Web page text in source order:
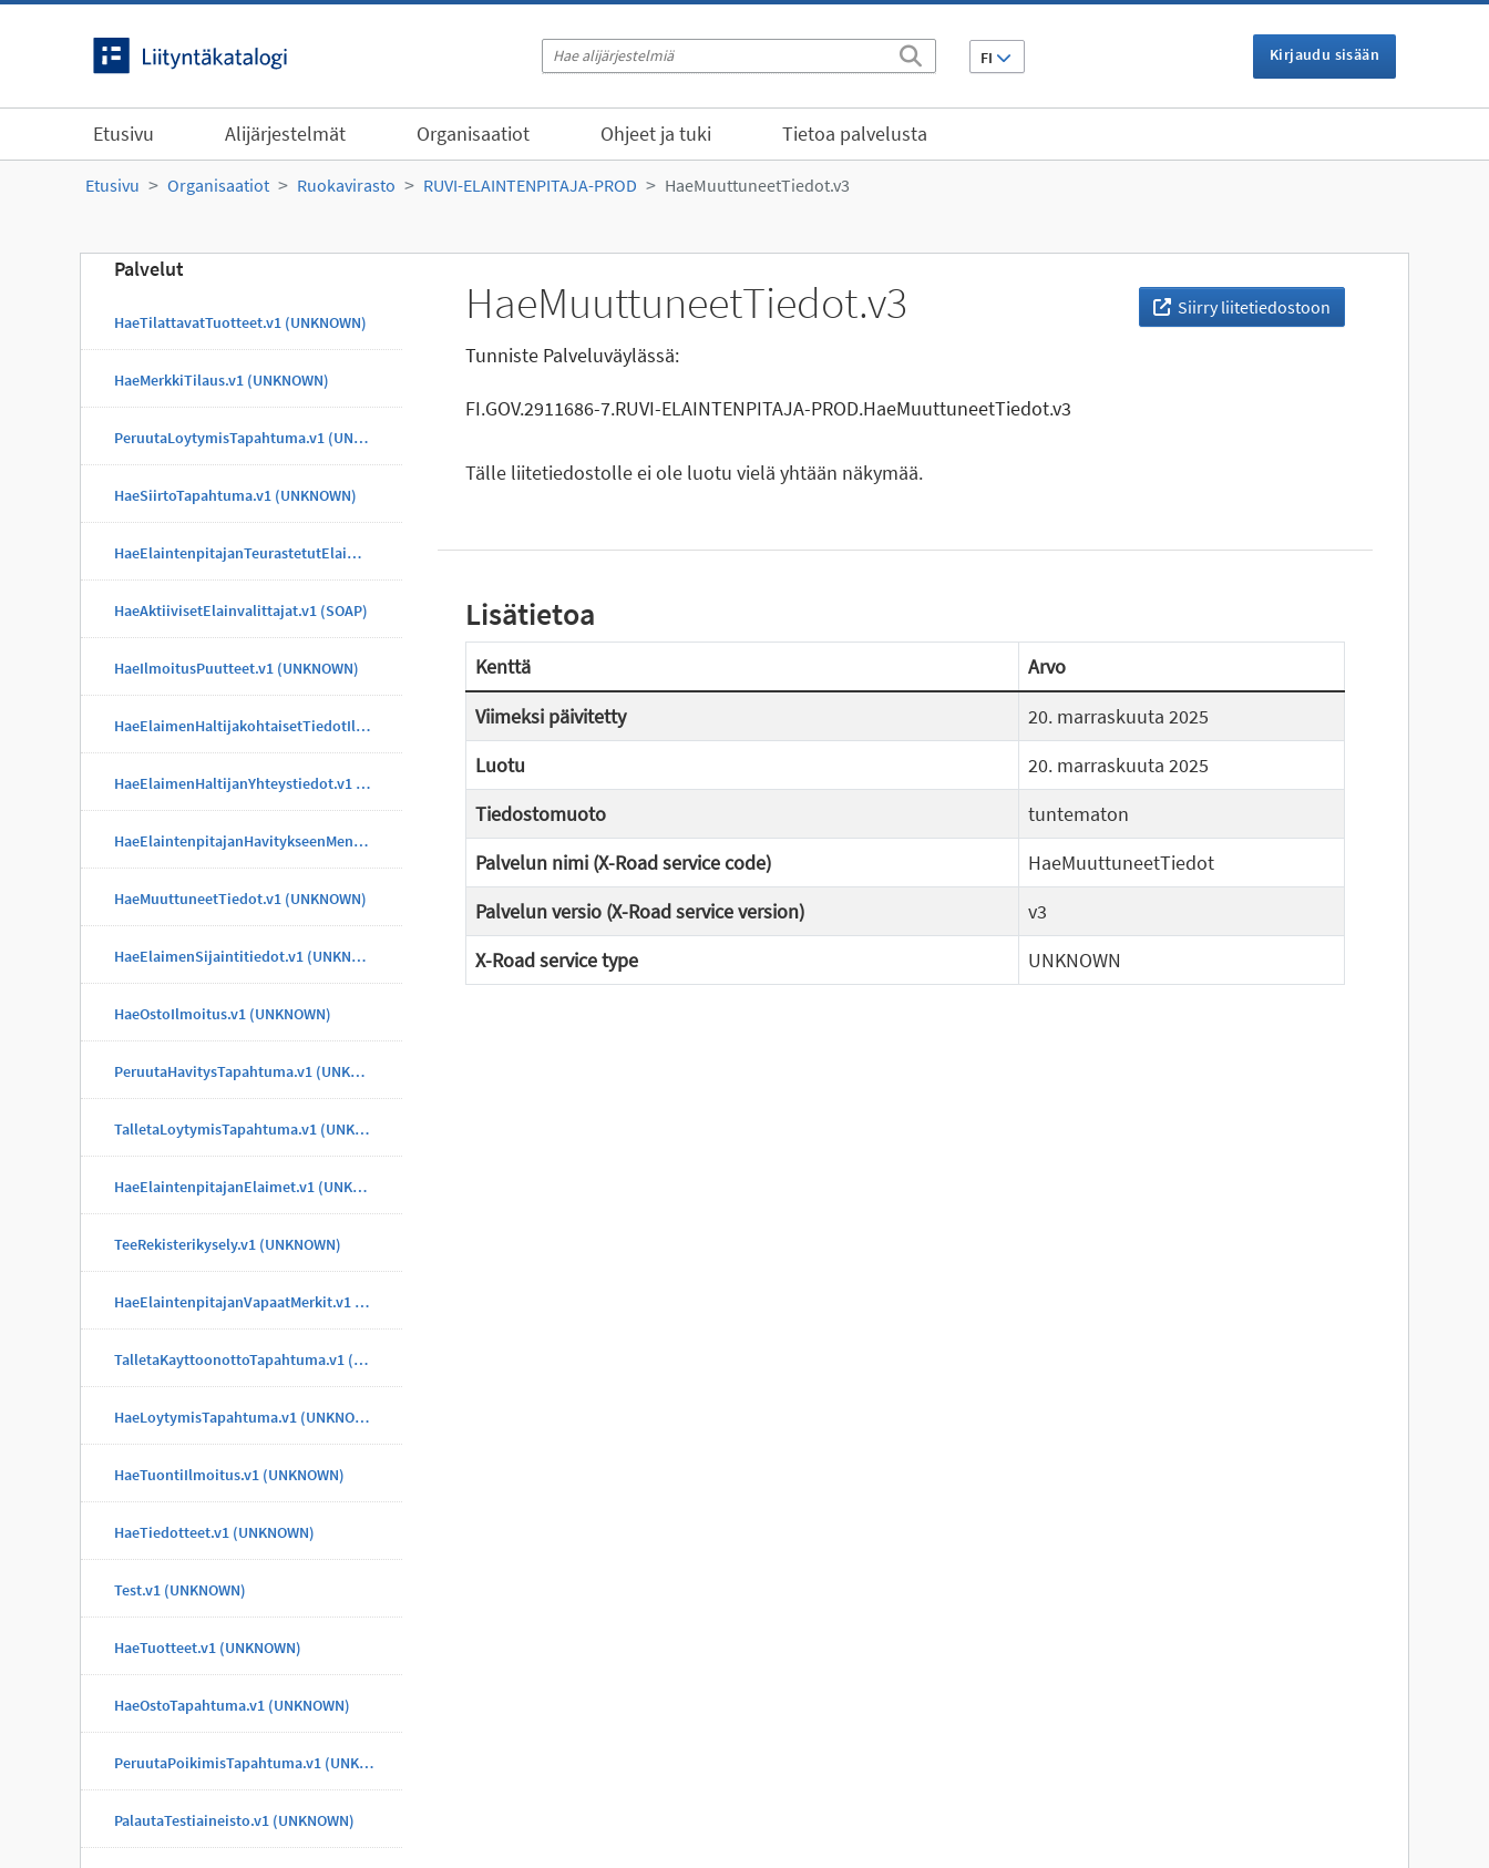
FI Kirjaudu sisään
Etusivu Alijärjestelmät Organisaatiot Ohjeet ja tuki Tietoa palvelusta
Etusivu Organisaatiot Ruokavirasto RUVI-ELAINTENPITAJA-PROD HaeMuuttuneetTiedot.v3
Palvelut
HaeTilattavatTuotteet.v1 (UNKNOWN)
HaeMerkkiTilaus.v1 (UNKNOWN)
PeruutaLoytymisTapahtuma.v1 (UNKNOWN)
HaeSiirtoTapahtuma.v1 (UNKNOWN)
HaeElaintenpitajanTeurastetutElaimet.v1 (UNKNOWN)
HaeAktiivisetElainvalittajat.v1 (SOAP)
HaeIlmoitusPuutteet.v1 (UNKNOWN)
HaeElaimenHaltijakohtaisetTiedotIlmoitus.v1 (UNKNOWN)
HaeElaimenHaltijanYhteystiedot.v1 (UNKNOWN)
HaeElaintenpitajanHavitykseenMenneetElaimet.v1 (UNKNOWN)
HaeMuuttuneetTiedot.v1 (UNKNOWN)
HaeElaimenSijaintitiedot.v1 (UNKNOWN)
HaeOstoIlmoitus.v1 (UNKNOWN)
PeruutaHavitysTapahtuma.v1 (UNKNOWN)
TalletaLoytymisTapahtuma.v1 (UNKNOWN)
HaeElaintenpitajanElaimet.v1 (UNKNOWN)
TeeRekisterikysely.v1 (UNKNOWN)
HaeElaintenpitajanVapaatMerkit.v1 (UNKNOWN)
TalletaKayttoonottoTapahtuma.v1 (UNKNOWN)
HaeLoytymisTapahtuma.v1 (UNKNOWN)
HaeTuontiIlmoitus.v1 (UNKNOWN)
HaeTiedotteet.v1 (UNKNOWN)
Test.v1 (UNKNOWN)
HaeTuotteet.v1 (UNKNOWN)
HaeOstoTapahtuma.v1 (UNKNOWN)
PeruutaPoikimisTapahtuma.v1 (UNKNOWN)
PalautaTestiaineisto.v1 (UNKNOWN)
Siirry liitetiedostoon
HaeMuuttuneetTiedot.v3
Tunniste Palveluväylässä:
FI.GOV.2911686-7.RUVI-ELAINTENPITAJA-PROD.HaeMuuttuneetTiedot.v3
Tälle liitetiedostolle ei ole luotu vielä yhtään näkymää.
Lisätietoa
Kenttä
Arvo
Viimeksi päivitetty
20. marraskuuta 2025
Luotu
20. marraskuuta 2025
Tiedostomuoto
tuntematon
Palvelun nimi (X-Road service code)
HaeMuuttuneetTiedot
Palvelun versio (X-Road service version)
v3
X-Road service type
UNKNOWN